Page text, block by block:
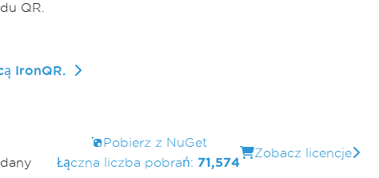
QR.
IronQR.
Pobierz z NuGet
Łączna liczba pobrań: 71,574
Zobacz licencje